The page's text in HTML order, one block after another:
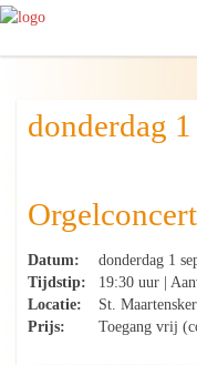
donderdag
Datum:
donderdag 1
Tijdstip:
19:30 uur |
Locatie:
St.
Prijs:
Toegang vrij